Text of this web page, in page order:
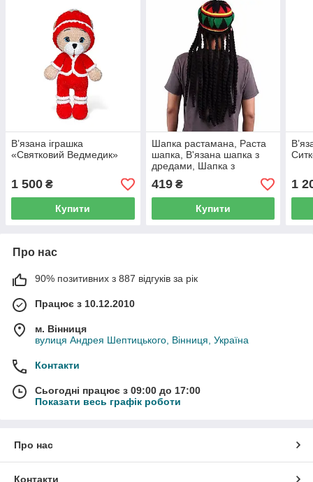
В’язана іграшка
«Святковий Ведмедик»
1 500 ₴
Купити
Шапка растамана, Раста
шапка, В'язана шапка з
дредами, Шапка з
дредами в стилі Боба
Марлі карнавальний
костюм для вечірок
419₴
Купити
1
Про нас
90% позитивних з 887 відгуків за рік
Працює з 10.12.2010
м. Вінниця
вулиця Андрея Шептицького, Вінниця, Україна
Контакти
Сьогодні працює з 09:00 до 17:00
Показати весь графік роботи
Про нас
Контакти